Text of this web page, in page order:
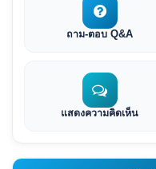
ถาม-ตอบ Q&A
แสดงความคิดเห็น